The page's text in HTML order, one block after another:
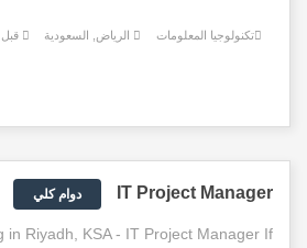
تكنولوجيا المعلومات الرياض, السعودية قبل 46 يوم
IT Project Manager دوام كلي
in Riyadh, KSA - IT Project Manager If